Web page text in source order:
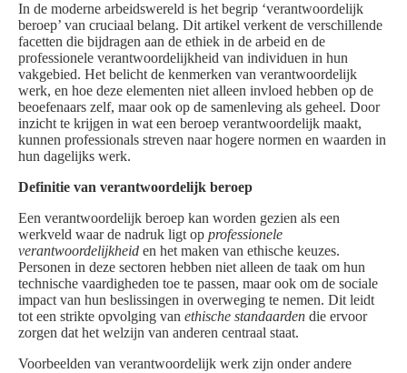
In de moderne arbeidswereld is het begrip ‘verantwoordelijk
beroep’ van cruciaal belang. Dit artikel verkent de verschillende
facetten die bijdragen aan de ethiek in de arbeid en de
professionele verantwoordelijkheid van individuen in hun
vakgebied. Het belicht de kenmerken van verantwoordelijk
werk, en hoe deze elementen niet alleen invloed hebben op de
beoefenaars zelf, maar ook op de samenleving als geheel. Door
inzicht te krijgen in wat een beroep verantwoordelijk maakt,
kunnen professionals streven naar hogere normen en waarden in
hun dagelijks werk.
Definitie van verantwoordelijk beroep
Een verantwoordelijk beroep kan worden gezien als een
werkveld waar de nadruk ligt op professionele
verantwoordelijkheid en het maken van ethische keuzes.
Personen in deze sectoren hebben niet alleen de taak om hun
technische vaardigheden toe te passen, maar ook om de sociale
impact van hun beslissingen in overweging te nemen. Dit leidt
tot een strikte opvolging van ethische standaarden die ervoor
zorgen dat het welzijn van anderen centraal staat.
Voorbeelden van verantwoordelijk werk zijn onder andere